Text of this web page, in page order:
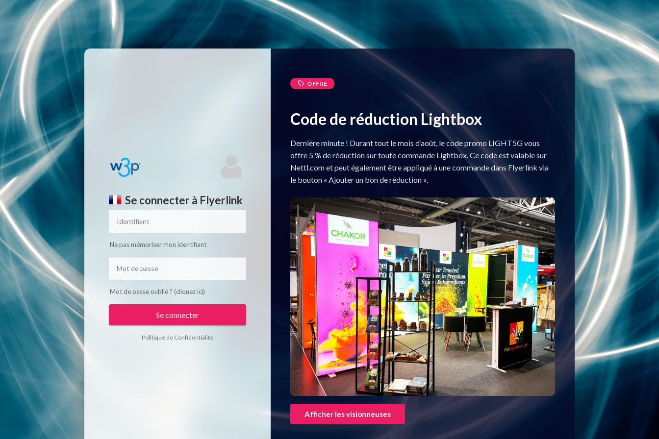
Se connecter à Flyerlink
Ne pas mémoriser mon identifiant
Mot de passe oublié ? (cliquez ici)
Se connecter
Politique de Confidentialité
OFFRE
Code de réduction Lightbox
Dernière minute ! Durant tout le mois d’août, le code promo LIGHT5G vous
offre 5 % de réduction sur toute commande Lightbox. Ce code est valable sur
Nettl.com et peut également être appliqué à une commande dans Flyerlink via
le bouton « Ajouter un bon de réduction ».
Afficher les visionneuses